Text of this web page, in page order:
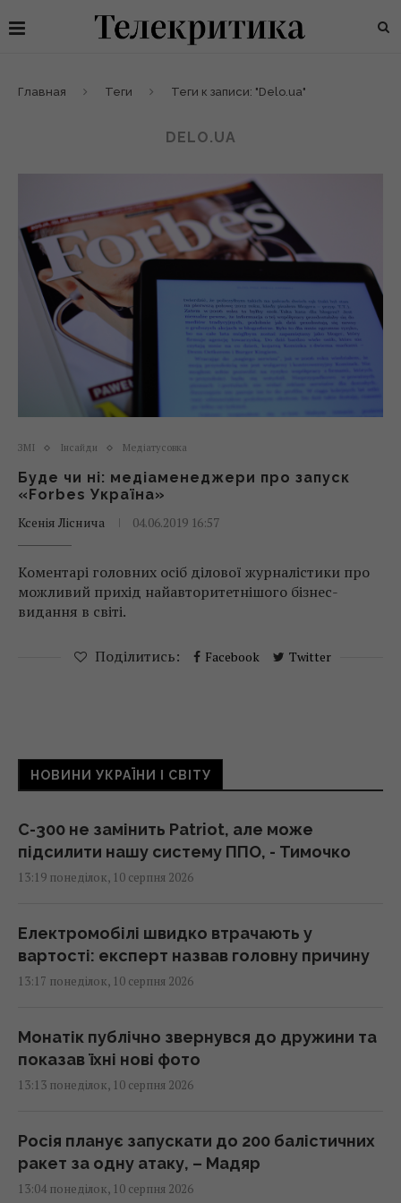
Главная Теги Теги к записи: "Delo.ua"
DELO.UA
ЗМІ Інсайди Медіатусовка
Буде чи ні: медіаменеджери про запуск
«Forbes Україна»
Ксенія Ліснича
04.06.2019 16:57
Коментарі головних осіб ділової журналістики про
можливий прихід найавторитетнішого бізнес-
видання в світі.
Поділитись: Facebook Twitter
НОВИНИ УКРАЇНИ І СВІТУ
С-300 не замінить Patriot, але може
підсилити нашу систему ППО, - Тимочко
13:19 понеділок, 10 серпня 2026
Електромобілі швидко втрачають у
вартості: експерт назвав головну причину
13:17 понеділок, 10 серпня 2026
Монатік публічно звернувся до дружини та
показав їхні нові фото
13:13 понеділок, 10 серпня 2026
Росія планує запускати до 200 балістичних
ракет за одну атаку, – Мадяр
13:04 понеділок, 10 серпня 2026